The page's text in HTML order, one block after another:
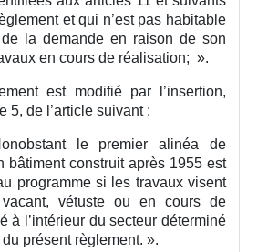
et qui n’est pas habitable
la demande en raison de son
en cours de réalisation; ».
est modifié par l’insertion,
5, de l’article suivant :
le premier alinéa de
bâtiment construit après 1955 est
programme si les travaux visent
vétuste ou en cours de
à l’intérieur du secteur déterminé
du présent règlement. ».